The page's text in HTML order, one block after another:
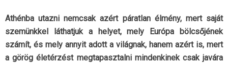
Athénba utazni nemcsak azért páratlan élmény, mert saját
szemünkkel láthatjuk a helyet, mely Európa bölcsőjének
számít, és mely annyit adott a világnak, hanem azért is, mert
a görög életérzést megtapasztalni mindenkinek csak javára